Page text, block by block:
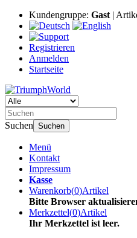
Kundengruppe: Gast |
Registrieren
Anmelden
Startseite
Suchen Suchen
Menü
Kontakt
Impressum
Kasse
Warenkorb(0)Artikel
Bitte Browser
Merkzettel(0)Artikel
Ihr Merkzettel ist leer.